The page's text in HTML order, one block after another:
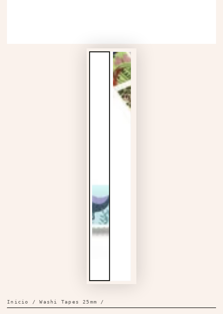
Inicio / Washi Tapes 25mm /